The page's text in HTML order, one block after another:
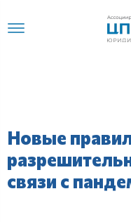
Новые
связи с